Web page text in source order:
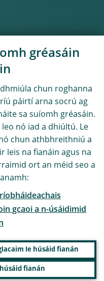
gréasáin
chun roghanna
páirtí arna socrú ag
sa suíomh gréasáin.
leo nó iad a dhiúltú. Le
chun athbhreithniú a
leis na fianáin agus na
ort an méid seo a
gcaoi a n-úsáidimid
le húsáid fianán
fianán